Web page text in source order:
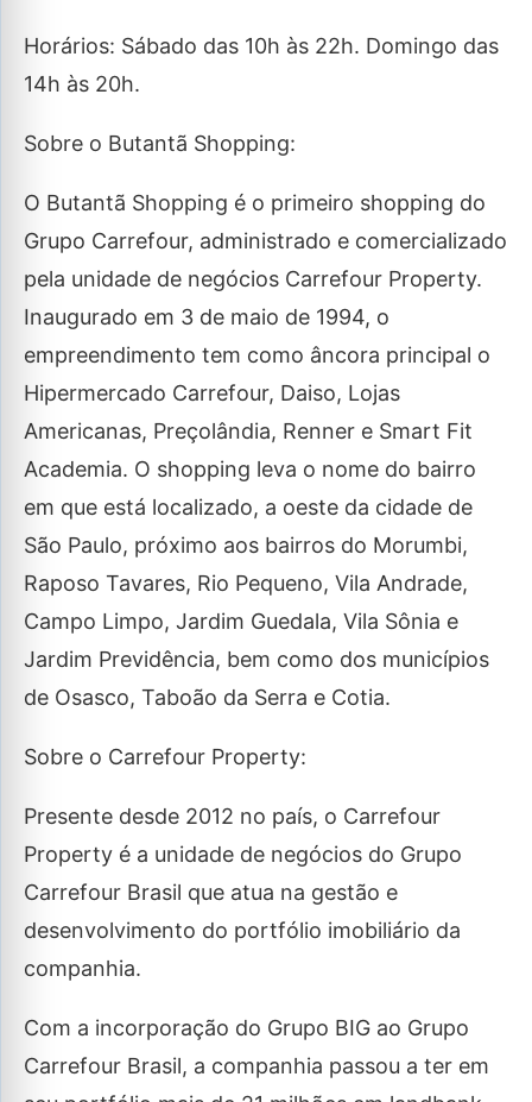
Horários: Sábado das 10h às 22h. Domingo das
14h às 20h.
Sobre o Butantã Shopping:
O Butantã Shopping é o primeiro shopping do
Grupo Carrefour, administrado e comercializado
pela unidade de negócios Carrefour Property.
Inaugurado em 3 de maio de 1994, o
empreendimento tem como âncora principal o
Hipermercado Carrefour, Daiso, Lojas
Americanas, Preçolândia, Renner e Smart Fit
Academia. O shopping leva o nome do bairro
em que está localizado, a oeste da cidade de
São Paulo, próximo aos bairros do Morumbi,
Raposo Tavares, Rio Pequeno, Vila Andrade,
Campo Limpo, Jardim Guedala, Vila Sônia e
Jardim Previdência, bem como dos municípios
de Osasco, Taboão da Serra e Cotia.
Sobre o Carrefour Property:
Presente desde 2012 no país, o Carrefour
Property é a unidade de negócios do Grupo
Carrefour Brasil que atua na gestão e
desenvolvimento do portfólio imobiliário da
companhia.
Com a incorporação do Grupo BIG ao Grupo
Carrefour Brasil, a companhia passou a ter em